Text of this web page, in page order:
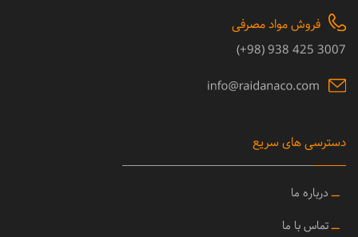
فروش مواد مصرفی
3007 425 938 (98+)
دسترسی های سریع
ــ درباره ما
ــتماس با ما